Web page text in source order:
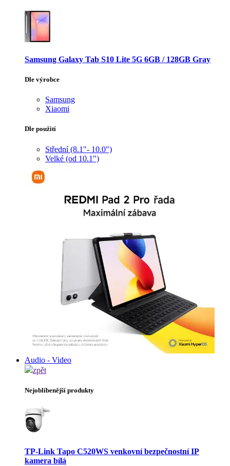
Samsung Galaxy Tab S10 Lite 5G 6GB / 128GB Gray
Dle výrobce
Samsung
Xiaomi
Dle použití
Střední (8.1"- 10.0")
Velké (od 10.1")
Audio - Video
zpět
Nejoblíbenější produkty
TP-Link Tapo C520WS venkovní bezpečnostní IP
kamera bílá